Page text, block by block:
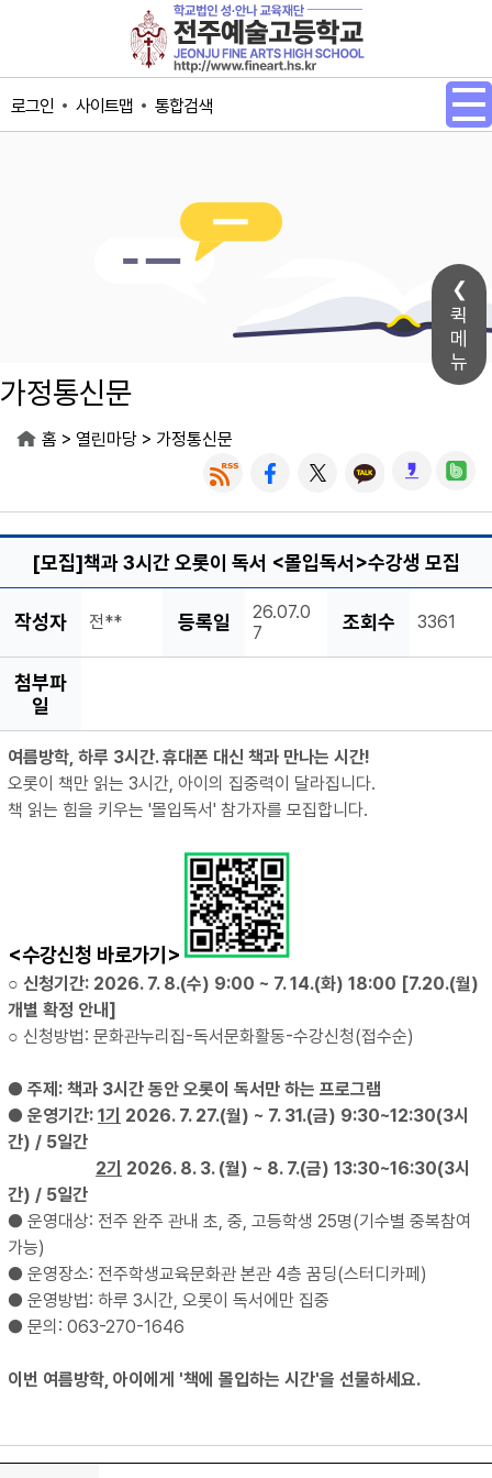
메인메뉴 바로가기
본문내용 바로가기
퀵
메
뉴
로그인 사이트맵 통합검색
가정통신문
홈 > 열린마당 > 가정통신문
[모집]책과 3시간 오롯이 독서 <몰입독서>수강생 모집
작성자 전** 등록일
26.07.0
7
조회수 3361
첨부파
일
여름방학, 하루 3시간. 휴대폰 대신 책과 만나는 시간!
오롯이 책만 읽는 3시간, 아이의 집중력이 달라집니다.
책 읽는 힘을 키우는 '몰입독서' 참가자를 모집합니다.
<수강신청 바로가기>
○ 신청기간: 2026. 7. 8.(수) 9:00 ~ 7. 14.(화) 18:00 [7.20.(월)
개별 확정 안내]
○ 신청방법: 문화관누리집-독서문화활동-수강신청(접수순)
● 주제: 책과 3시간 동안 오롯이 독서만 하는 프로그램
● 운영기간: 1기 2026. 7. 27.(월) ~ 7. 31.(금) 9:30~12:30(3시
간) / 5일간
2기 2026. 8. 3. (월) ~ 8. 7.(금) 13:30~16:30(3시
간) / 5일간
● 운영대상: 전주 완주 관내 초, 중, 고등학생 25명(기수별 중복참여
가능)
● 운영장소: 전주학생교육문화관 본관 4층 꿈딩(스터디카페)
● 운영방법: 하루 3시간, 오롯이 독서에만 집중
● 문의: 063-270-1646
이번 여름방학, 아이에게 '책에 몰입하는 시간'을 선물하세요.